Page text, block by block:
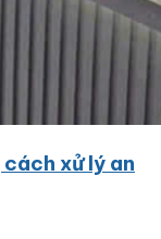
xử lý an